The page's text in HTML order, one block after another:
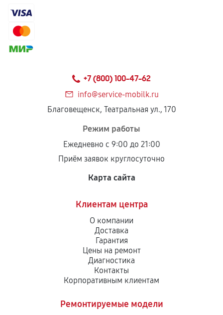
+7 (800) 100-47-62
info@service-mobilk.ru
Благовещенск, Театральная ул., 170
Режим работы
Ежедневно с 9:00 до 21:00
Приём заявок круглосуточно
Карта сайта
Клиентам центра
О компании
Доставка
Гарантия
Цены на ремонт
Диагностика
Контакты
Корпоративным клиентам
Ремонтируемые модели